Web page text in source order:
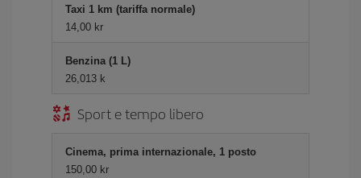
Taxi 1 km (tariffa normale)
14,00 kr
Benzina (1 L)
26,013 k
Sport e tempo libero
Cinema, prima internazionale, 1 posto
150,00 kr